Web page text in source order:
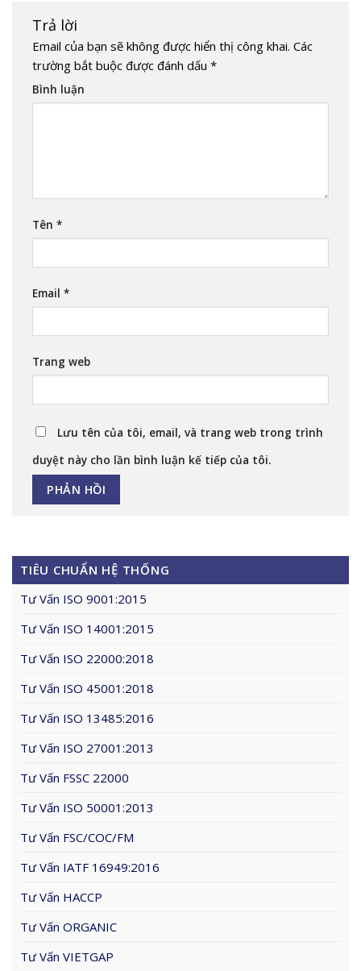
Trả lời
Email của bạn sẽ không được hiển thị công khai. Các
trường bắt buộc được đánh dấu *
Bình luận
Tên *
Email *
Trang web
Lưu tên của tôi, email, và trang web trong trình
duyệt này cho lần bình luận kế tiếp của tôi.
TIÊU CHUẨN HỆ THỐNG
Tư Vấn ISO 9001:2015
Tư Vấn ISO 14001:2015
Tư Vấn ISO 22000:2018
Tư Vấn ISO 45001:2018
Tư Vấn ISO 13485:2016
Tư Vấn ISO 27001:2013
Tư Vấn FSSC 22000
Tư Vấn ISO 50001:2013
Tư Vấn FSC/COC/FM
Tư Vấn IATF 16949:2016
Tư Vấn HACCP
Tư Vấn ORGANIC
Tư Vấn VIETGAP